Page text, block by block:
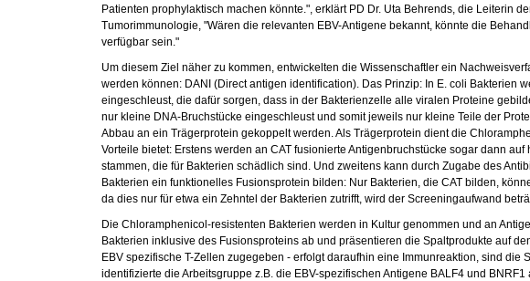
Patienten prophylaktisch machen könnte.", erklärt PD Dr. Uta Behrends, die Leiterin
Tumorimmunologie, "Wären die relevanten EBV-Antigene bekannt, könnte die
verfügbar sein."
Um diesem Ziel näher zu kommen, entwickelten die Wissenschaftler ein
werden können: DANI (Direct antigen identification). Das Prinzip: In E. coli Bakterien
eingeschleust, die dafür sorgen, dass in der Bakterienzelle alle viralen Proteine
nur kleine DNA-Bruchstücke eingeschleust und somit jeweils nur kleine Teile der
Abbau an ein Trägerprotein gekoppelt werden. Als Trägerprotein dient die
Vorteile bietet: Erstens werden an CAT fusionierte Antigenbruchstücke sogar dann
stammen, die für Bakterien schädlich sind. Und zweitens kann durch Zugabe des
Bakterien ein funktionelles Fusionsprotein bilden: Nur Bakterien, die CAT bilden,
da dies nur für etwa ein Zehntel der Bakterien zutrifft, wird der Screeningaufwand
Die Chloramphenicol-resistenten Bakterien werden in Kultur genommen und an
Bakterien inklusive des Fusionsproteins ab und präsentieren die Spaltprodukte auf
EBV spezifische T-Zellen zugegeben - erfolgt daraufhin eine Immunreaktion, sind die
identifizierte die Arbeitsgruppe z.B. die EBV-spezifischen Antigene BALF4 und